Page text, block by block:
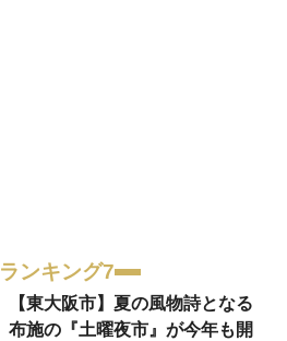
ランキング7
【東大阪市】夏の風物詩となる
布施の『土曜夜市』が今年も開